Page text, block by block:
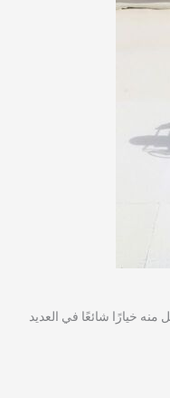
منه خيارًا شائعًا في العديد